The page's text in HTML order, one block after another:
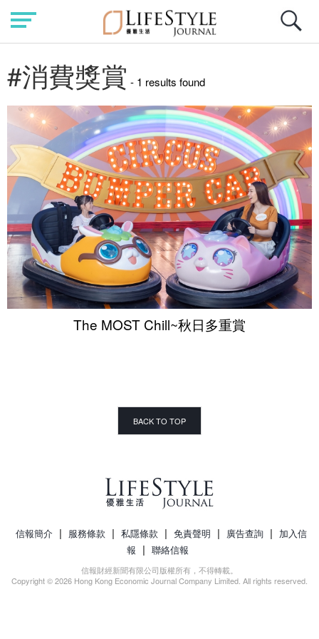
#消費獎賞 - 1 results found
The MOST Chill~秋日多重賞
BACK TO TOP
信報簡介 | 服務條款 | 私隱條款 | 免責聲明 | 廣告查詢 | 加入信
報 | 聯絡信報
信報財經新聞有限公司版權所有，不得轉載。
Copyright © 2026 Hong Kong Economic Journal Company Limited. All rights reserved.